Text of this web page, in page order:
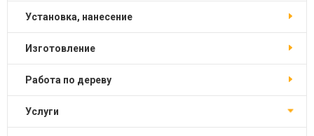
установка, нанесение
изготовление
работа по дереву
услуги